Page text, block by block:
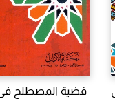
قضية المصطلح فى